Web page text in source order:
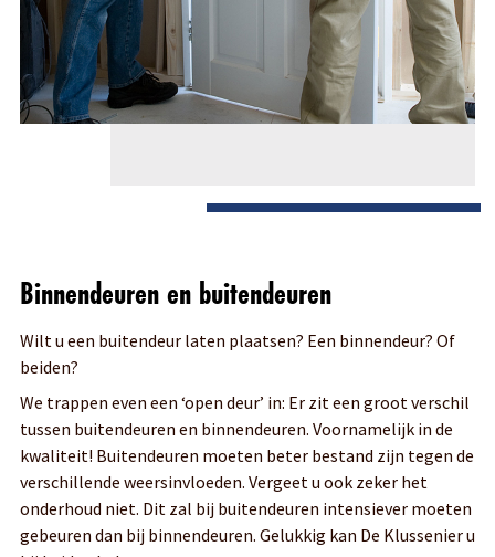
Binnendeuren en buitendeuren
Wilt u een buitendeur laten plaatsen? Een binnendeur? Of
beiden?
We trappen even een ‘open deur’ in: Er zit een groot verschil
tussen buitendeuren en binnendeuren. Voornamelijk in de
kwaliteit! Buitendeuren moeten beter bestand zijn tegen de
verschillende weersinvloeden. Vergeet u ook zeker het
onderhoud niet. Dit zal bij buitendeuren intensiever moeten
gebeuren dan bij binnendeuren. Gelukkig kan De Klussenier u